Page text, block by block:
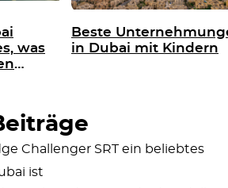
was
Beste
in Dubai mit Kindern
Challenger SRT ein beliebtes
ist